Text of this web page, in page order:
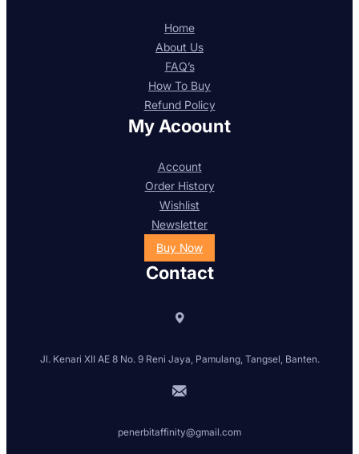
Home
About Us
FAQ’s
How To Buy
Refund Policy
My Acoount
Account
Order History
Wishlist
Newsletter
Buy Now
Contact
Jl. Kenari XII AE 8 No. 9 Reni Jaya, Pamulang, Tangsel, Banten.
penerbitaffinity@gmail.com